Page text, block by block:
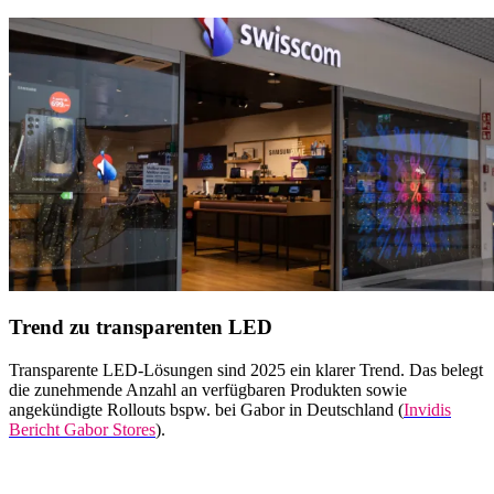
​​Trend zu transparenten LED​
Transparente LED-Lösungen sind 2025 ein klarer Trend. Das belegt
die zunehmende Anzahl an verfügbaren Produkten sowie
angekündigte Rollouts bspw. bei Gabor in Deutschland (Invidis
Bericht Gabor Stores).